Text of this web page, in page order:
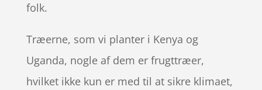
folk.
Træerne, som vi planter i Kenya og
Uganda, nogle af dem er frugttræer,
hvilket ikke kun er med til at sikre klimaet,